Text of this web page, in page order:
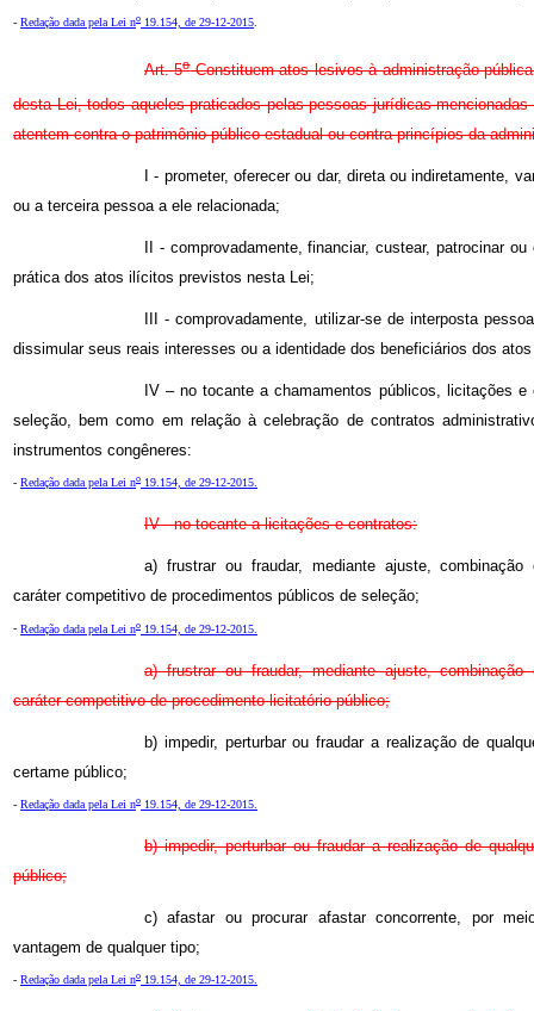
- Redação dada pela Lei no 19.154, de 29-12-2015.
Art. 5oConstituem atos lesivos à administração
desta Lei, todos aqueles praticados pelas pessoas jurídicas
atentem contra o patrimônio público estadual ou contra princípios da
I - prometer, oferecer ou dar, direta ou indiretamente,
ou a terceira pessoa a ele relacionada;
II - comprovadamente, financiar, custear, patrocinar
prática dos atos ilícitos previstos nesta Lei;
III - comprovadamente, utilizar-se de interposta
dissimular seus reais interesses ou a identidade dos beneficiários dos
IV – no tocante a chamamentos públicos, licitações e
seleção, bem como em relação à celebração de contratos
instrumentos congêneres:
- Redação dada pela Lei no 19.154, de 29-12-2015.
IV - no tocante a licitações e contratos:
a) frustrar ou fraudar, mediante ajuste,
caráter competitivo de procedimentos públicos de seleção;
- Redação dada pela Lei no 19.154, de 29-12-2015.
a) frustrar ou fraudar, mediante ajuste,
caráter competitivo de procedimento licitatório público;
b) impedir, perturbar ou fraudar a realização de
certame público;
- Redação dada pela Lei no 19.154, de 29-12-2015.
b) impedir, perturbar ou fraudar a realização de
público;
c) afastar ou procurar afastar concorrente, por
vantagem de qualquer tipo;
- Redação dada pela Lei no 19.154, de 29-12-2015.